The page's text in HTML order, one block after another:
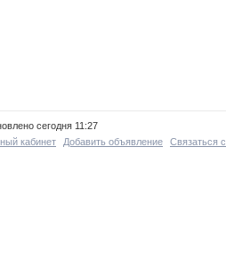
сегодня 11:27
кабинет Добавить объявление Связаться